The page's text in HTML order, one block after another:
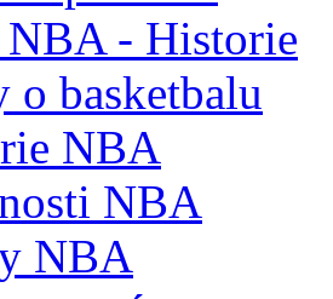
- Historie
o basketbalu
NBA
NBA
NBA